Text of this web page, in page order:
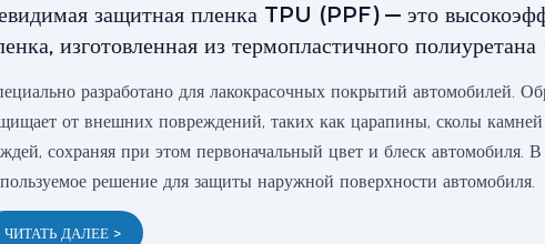
защитная пленка TPU (PPF) — это
изготовленная из термопластичного
разработано для лакокрасочных покрытий автомобилей.
от внешних повреждений, таких как царапины, сколы
сохраняя при этом первоначальный цвет и блеск автомобиля.
решение для защиты наружной поверхности автомобиля.
ЧИТАТЬ ДАЛЕЕ >